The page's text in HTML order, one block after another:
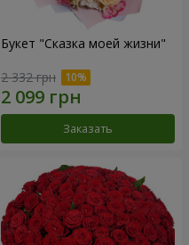
Букет "Сказка моей жизни"
2 332 грн
Заказать